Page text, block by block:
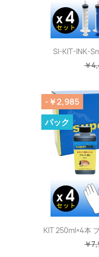
SI-KIT-INK-
￥
KIT 250ml×4本
￥
-￥2,985
パック